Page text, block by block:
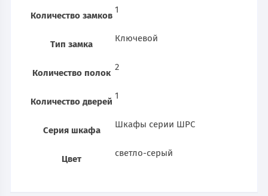
Количество замков
1
Тип замка
Ключевой
Количество полок
2
Количество дверей
1
Серия шкафа
Шкафы серии ШРС
Цвет
светло-серый